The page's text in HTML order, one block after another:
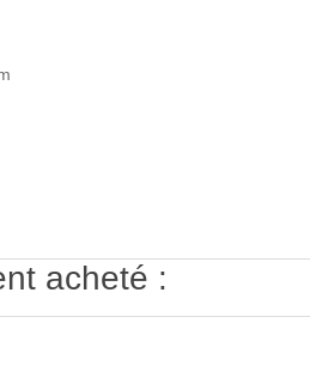
acheté :